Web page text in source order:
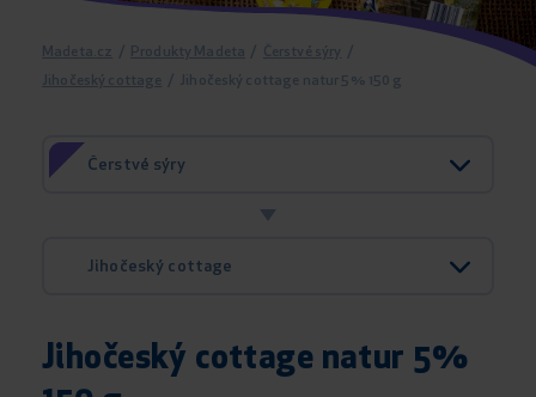
Madeta.cz / Produkty Madeta / Čerstvé sýry /
Jihočeský cottage / Jihočeský cottage natur 5% 150 g
Čerstvé sýry
Jihočeský cottage
Jihočeský cottage natur 5%